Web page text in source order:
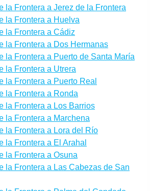
la Frontera a Jerez de la Frontera
la Frontera a Huelva
la Frontera a Cádiz
la Frontera a Dos Hermanas
la Frontera a Puerto de Santa María
la Frontera a Utrera
la Frontera a Puerto Real
la Frontera a Ronda
la Frontera a Los Barrios
la Frontera a Marchena
la Frontera a Lora del Río
la Frontera a El Arahal
la Frontera a Osuna
la Frontera a Las Cabezas de San